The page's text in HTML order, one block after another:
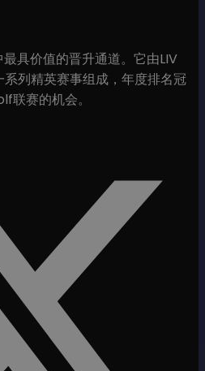
具价值的晋升通道。它由LIV
列精英赛事组成，年度排名冠
联赛的机会。